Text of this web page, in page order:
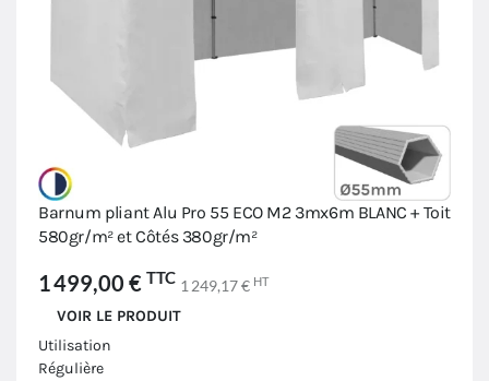
Barnum pliant Alu Pro 55 ECO M2 3mx6m BLANC + Toit
580gr/m² et Côtés 380gr/m²
1 499,00 € TTC 1 249,17 € HT
VOIR LE PRODUIT
Utilisation
Régulière